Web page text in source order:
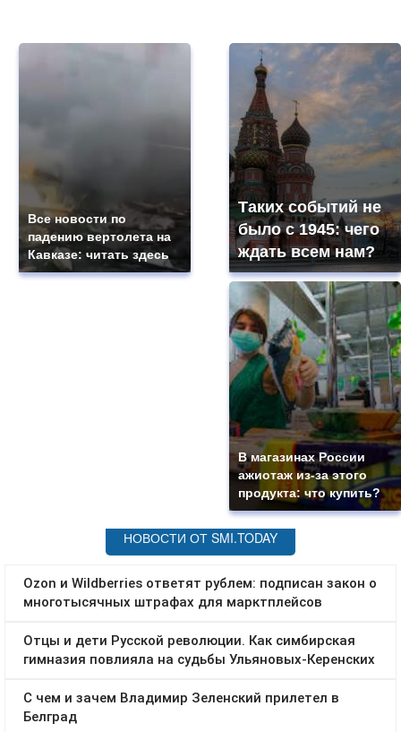
Все новости по
падению вертолета на
Кавказе: читать здесь
Таких событий не
было с 1945: чего
ждать всем нам?
В магазинах России
ажиотаж из-за этого
продукта: что купить?